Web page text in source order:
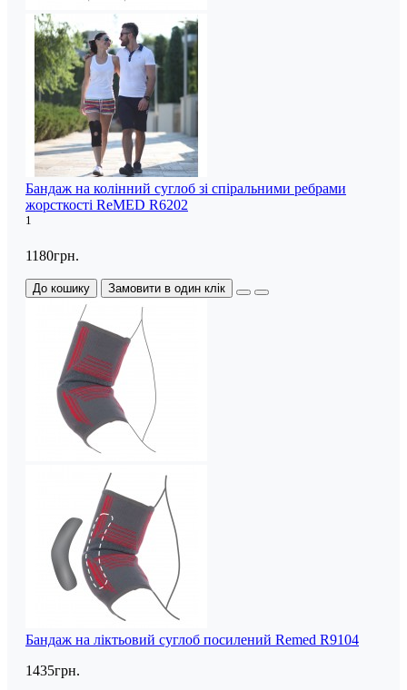
Бандаж на колінний суглоб зі спіральними ребрами
жорсткості ReMED R6202
1
1180грн.
До кошику Замовити в один клік
Бандаж на ліктьовий суглоб посилений Remed R9104
1435грн.